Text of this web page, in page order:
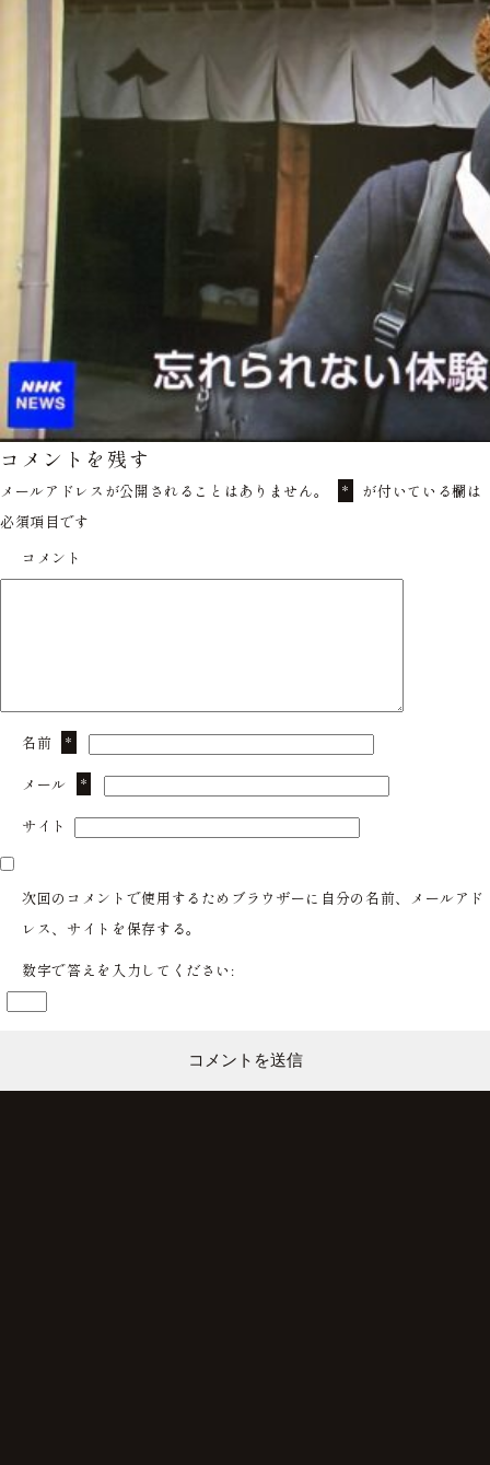
コメントを残す
メールアドレスが公開されることはありません。 *
が付いている欄は
必須項目です
コメント
名前 *
メール *
サイト
次回のコメントで使用するためブラウザーに自分の名前、メールアド
レス、サイトを保存する。
数字で答えを入力してください: